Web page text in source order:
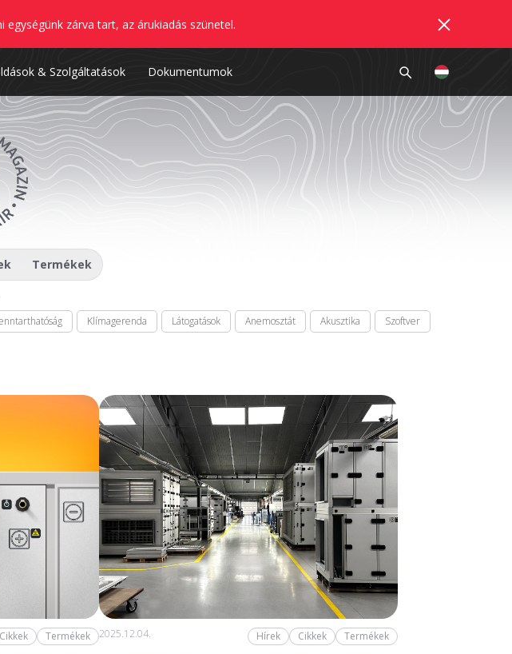
zárva tart, az árukiadás szünetel.
& Szolgáltatások Dokumentumok
Termékek
Klímagerenda Látogatások Anemosztát Akusztika
Szoftver
Cikkek Termékek 2025.12.04. Hírek Cikkek Termékek